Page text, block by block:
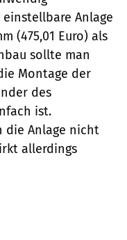
Anlage
(475,01 Euro) als
sollte man
Montage der
des
ist.
die Anlage nicht
allerdings